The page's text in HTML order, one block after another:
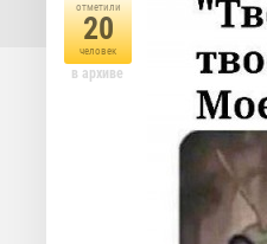
отметили
20
человек
в архиве